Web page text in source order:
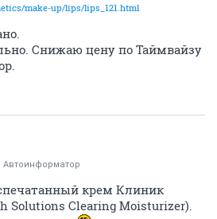
make-up/lips/lips_121.html
Снижаю цену по Таймвайзу
Автоинформатор
крем Клиник
Solutions Clearing Moisturizer).